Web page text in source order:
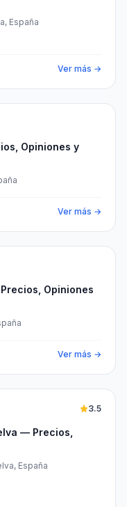
España
Ver más →
Opiniones y
Ver más →
Opiniones
Ver más →
— Precios,
3.5
España